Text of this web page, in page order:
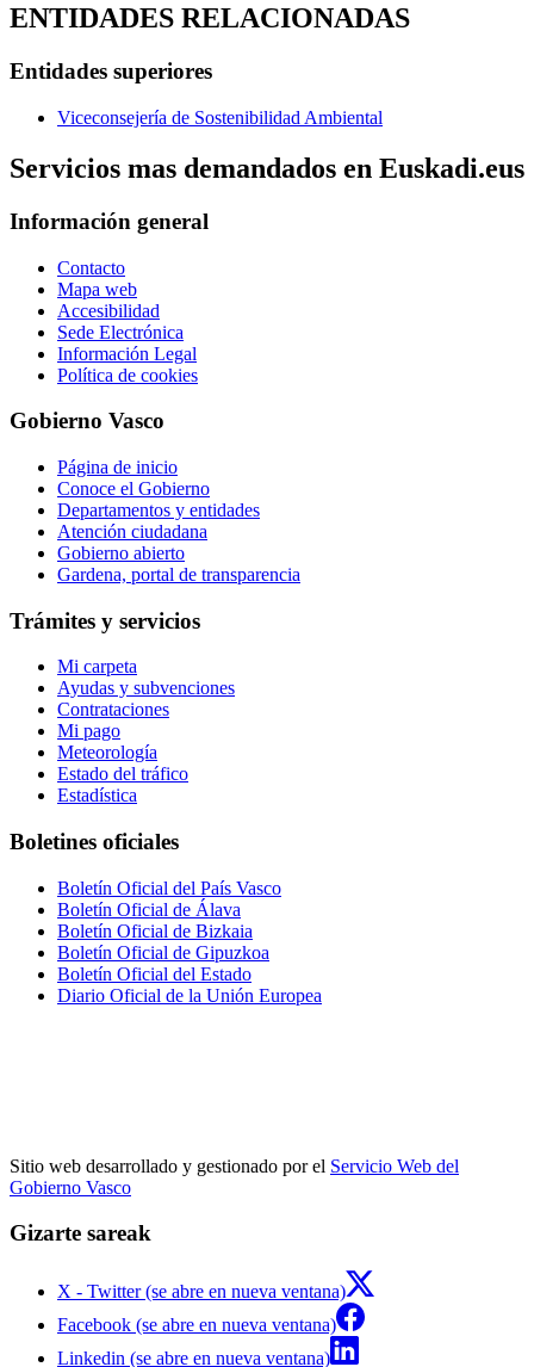
ENTIDADES RELACIONADAS
Entidades superiores
Viceconsejería de Sostenibilidad Ambiental
Servicios mas demandados en Euskadi.eus
Información general
Contacto
Mapa web
Accesibilidad
Sede Electrónica
Información Legal
Política de cookies
Gobierno Vasco
Página de inicio
Conoce el Gobierno
Departamentos y entidades
Atención ciudadana
Gobierno abierto
Gardena, portal de transparencia
Trámites y servicios
Mi carpeta
Ayudas y subvenciones
Contrataciones
Mi pago
Meteorología
Estado del tráfico
Estadística
Boletines oficiales
Boletín Oficial del País Vasco
Boletín Oficial de Álava
Boletín Oficial de Bizkaia
Boletín Oficial de Gipuzkoa
Boletín Oficial del Estado
Diario Oficial de la Unión Europea
Sitio web desarrollado y gestionado por el Servicio Web del
Gobierno Vasco
Gizarte sareak
X - Twitter (se abre en nueva ventana)
Facebook (se abre en nueva ventana)
Linkedin (se abre en nueva ventana)